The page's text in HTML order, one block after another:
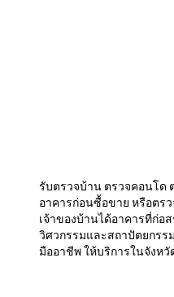
รับตรวจบ้าน ตรวจคอนโด
อาคารก่อนซื้อขาย หรือตรว
เจ้าของบ้านได้อาคารที่ก่อ
วิศวกรรมและสถาปัตยกรร
มืออาชีพ ให้บริการในจังห